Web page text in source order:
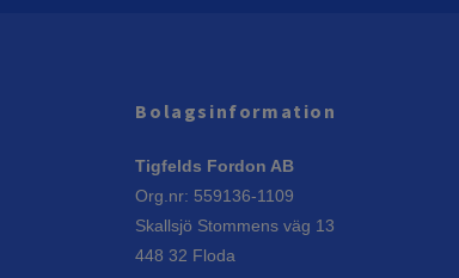
Bolagsinformation
Tigfelds Fordon AB
Org.nr: 559136-1109
Skallsjö Stommens väg 13
448 32 Floda